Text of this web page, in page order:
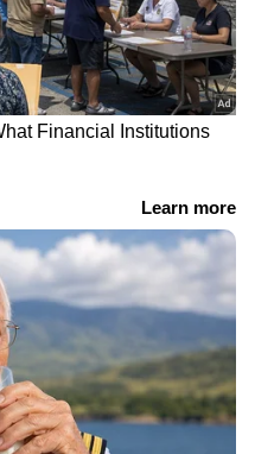
കുടിച്ചു, അന്നനാളത്തിൽ
വ്രണം!
പുരുഷ ഫാഷനിൽ വീണ്ടും
തരംഗമായി 'ഹൂപ്പ്
ഇയറിങ്സ്';
സെലിബ്രിറ്റികൾ മുതൽ
സാധാരണക്കാർ വരെ
ഇതിന് പിന്നാലെ